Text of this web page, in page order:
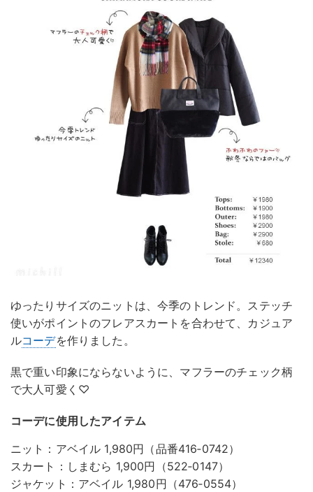
ゆったりサイズのニットは、今季のトレンド。ステッチ
使いがポイントのフレアスカートを合わせて、カジュア
ルコーデを作りました。
黒で重い印象にならないように、マフラーのチェック柄
で大人可愛く♡
コーデに使用したアイテム
ニット：アベイル 1,980円（品番416‐0742）
スカート：しまむら 1,900円（522‐0147）
ジャケット：アベイル 1,980円（476‐0554）